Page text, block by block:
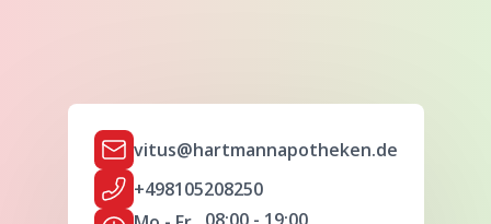
vitus@hartmannapotheken.de
+498105208250